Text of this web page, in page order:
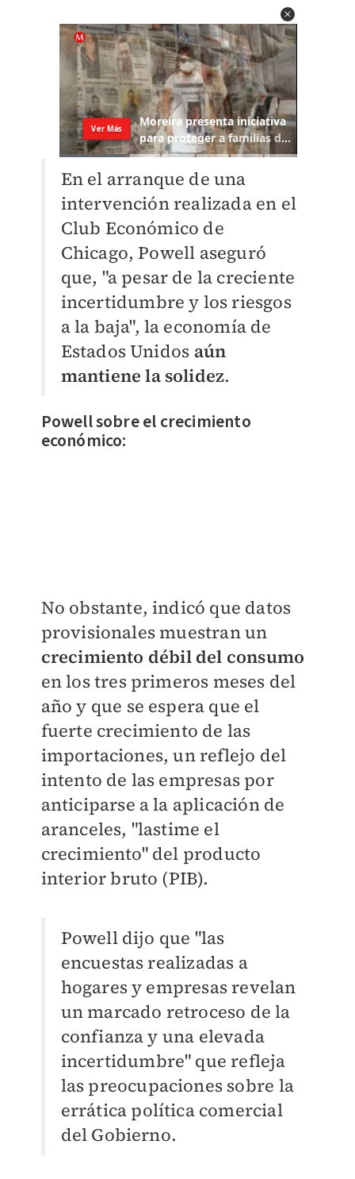
En el arranque de una
intervención realizada en el
Club Económico de
Chicago, Powell aseguró
que, "a pesar de la creciente
incertidumbre y los riesgos
a la baja", la economía de
Estados Unidos aún
mantiene la solidez.
Powell sobre el crecimiento
económico:
No obstante, indicó que datos
provisionales muestran un
crecimiento débil del consumo
en los tres primeros meses del
año y que se espera que el
fuerte crecimiento de las
importaciones, un reflejo del
intento de las empresas por
anticiparse a la aplicación de
aranceles, "lastime el
crecimiento" del producto
interior bruto (PIB).
Powell dijo que "las
encuestas realizadas a
hogares y empresas revelan
un marcado retroceso de la
confianza y una elevada
incertidumbre" que refleja
las preocupaciones sobre la
errática política comercial
del Gobierno.